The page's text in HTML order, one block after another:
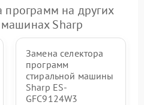
программ на других
Sharp
Замена селектора
программ
стиральной машины
Sharp ES-
GFC9124W3